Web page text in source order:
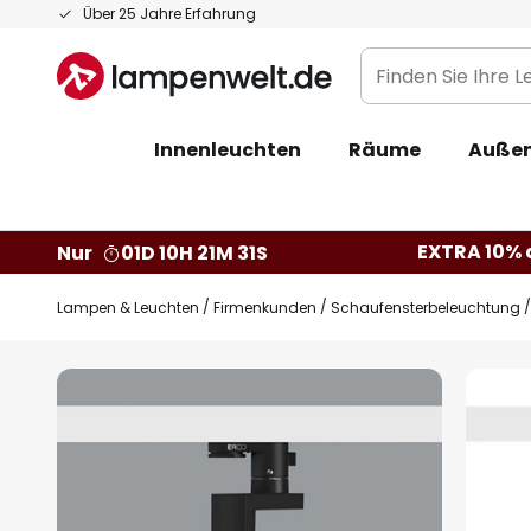
Über 25 Jahre Erfahrung
Zum
springen
Finden
Sie
Leuchte...
Innenleuchten Räume
Nur
01D 10H 21M 30S EXTRA
Lampen & Leuchten Firmenkunden Schaufensterbeleuchtung
Zum
Ende
der